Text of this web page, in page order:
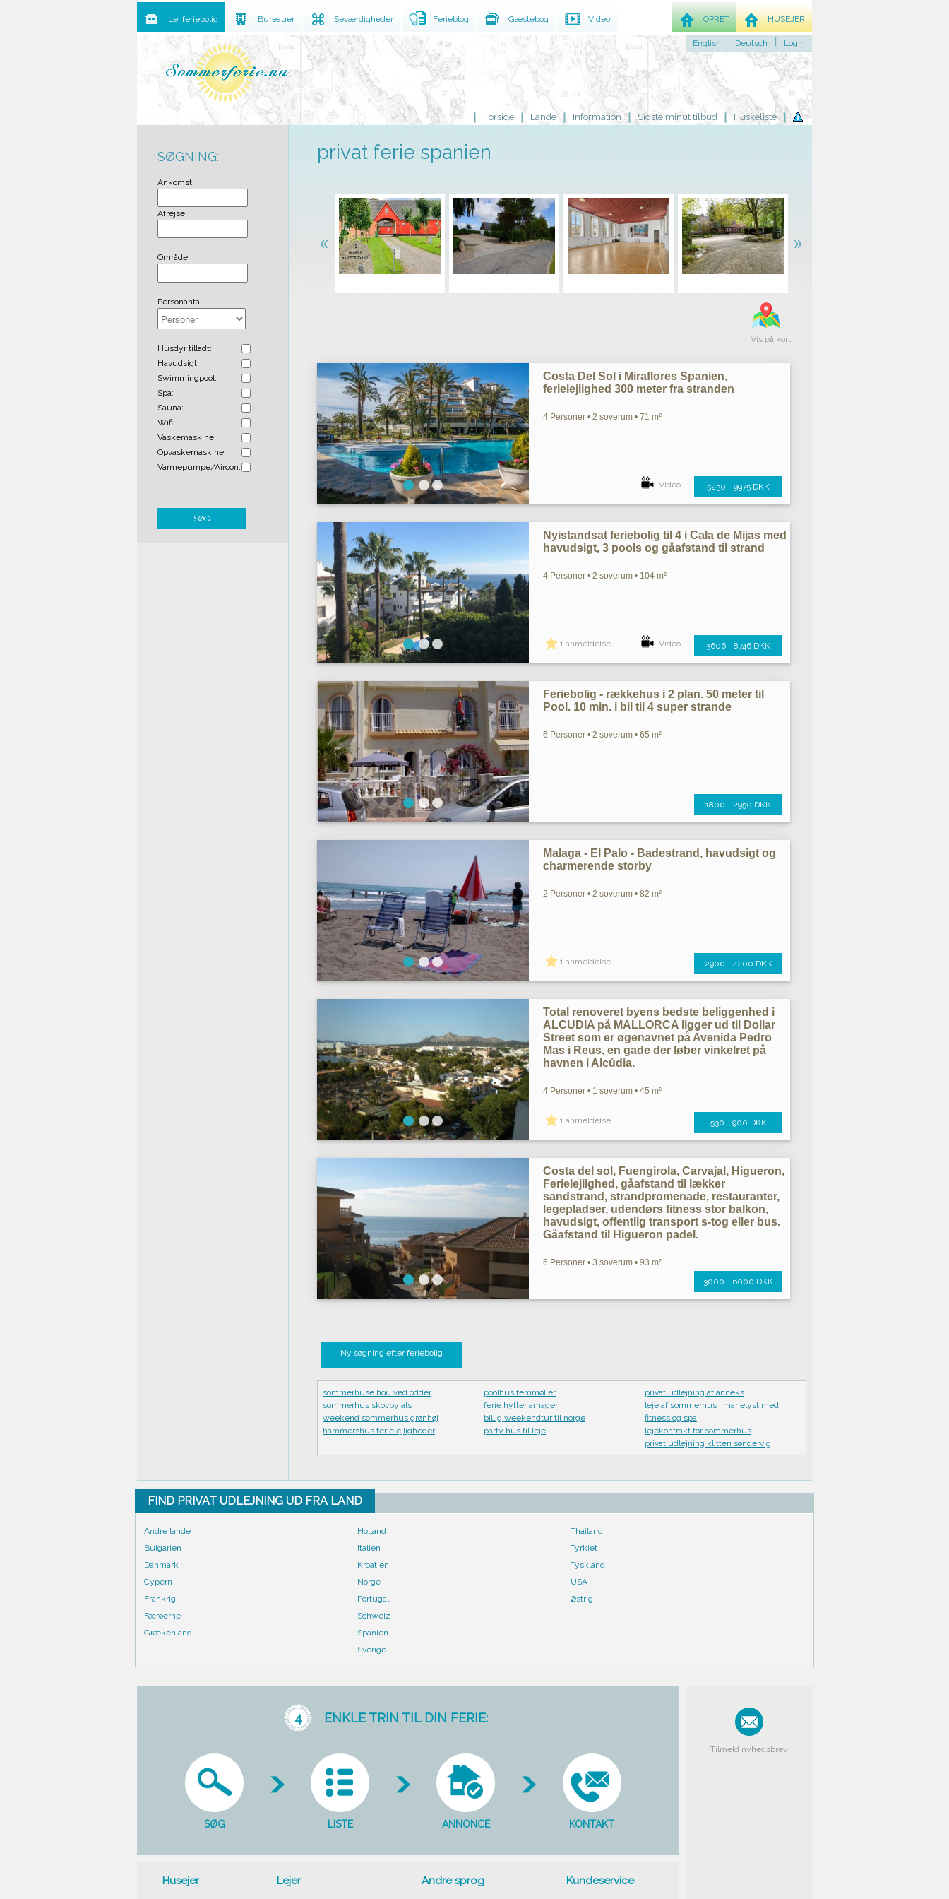
Forside Lande Information Sidste minut tilbud Huskeliste
privat ferie spanien
Vis på kort
Costa Del Sol i Miraflores Spanien,
ferielejlighed 300 meter fra stranden
4 Personer • 2 soverum • 71 m²
Video 5250 - 9975 DKK
Nyistandsat feriebolig til 4 i Cala de Mijas med
havudsigt, 3 pools og gåafstand til strand
4 Personer • 2 soverum • 104 m²
1 anmeldelse Video 3606 - 8746 DKK
Feriebolig - rækkehus i 2 plan. 50 meter til
Pool. 10 min. i bil til 4 super strande
6 Personer • 2 soverum • 65 m²
1800 - 2950 DKK
Malaga - El Palo - Badestrand, havudsigt og
charmerende storby
2 Personer • 2 soverum • 82 m²
1 anmeldelse 2900 - 4200 DKK
Total renoveret byens bedste beliggenhed i
ALCUDIA på MALLORCA ligger ud til Dollar
Street som er øgenavnet på Avenida Pedro
Mas i Reus, en gade der løber vinkelret på
havnen i Alcúdia.
4 Personer • 1 soverum • 45 m²
1 anmeldelse 530 - 900 DKK
Costa del sol, Fuengirola, Carvajal, Higueron,
Ferielejlighed, gåafstand til lækker
sandstrand, strandpromenade, restauranter,
legepladser, udendørs fitness stor balkon,
havudsigt, offentlig transport s-tog eller bus.
Gåafstand til Higueron padel.
6 Personer • 3 soverum • 93 m²
3000 - 6000 DKK
Ny søgning efter feriebolig
sommerhuse hou ved odder
sommerhus skovby als
weekend sommerhus grønhøj
hammershus ferielejligheder
poolhus femmøller
ferie hytter amager
billig weekendtur til norge
party hus til leje
privat udlejning af anneks
leje af sommerhus i marielyst med
fitness og spa
lejekontrakt for sommerhus
privat udlejning klitten søndervig
SØGNING:
Ankomst:
Afrejse:
Område:
Personantal:
Husdyr tilladt:
Havudsigt:
Swimmingpool:
Spa:
Sauna:
Wifi:
Vaskemaskine:
Opvaskemaskine:
Varmepumpe/Aircon:
SØG
FIND PRIVAT UDLEJNING UD FRA LAND
Andre lande
Bulgarien
Danmark
Cypern
Frankrig
Færøerne
Grækenland
Holland
Italien
Kroatien
Norge
Portugal
Schweiz
Spanien
Sverige
Thailand
Tyrkiet
Tyskland
USA
Østrig
4 ENKLE TRIN TIL DIN FERIE:
SØG LISTE ANNONCE KONTAKT
Husejer Lejer Andre sprog Kundeservice
Tilmeld nyhedsbrev
Lej feriebolig Bureauer Seværdigheder Ferieblog Gæstebog Video HUSEJER
OPRET
English Deutsch Login